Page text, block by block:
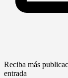
Reciba más
entrada